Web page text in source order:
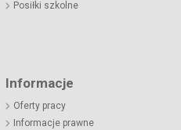
Posiłki szkolne
Informacje
Oferty pracy
Informacje prawne